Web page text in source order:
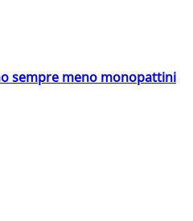
sempre meno monopattini